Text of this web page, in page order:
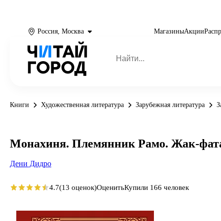
Россия, Москва МагазиныАкции
Книги Художественная литература Зарубежная литература
Монахиня. Племянник Рамо. Жак-
Дени Дидро
4.7(13 оценок)ОценитьКупили 166 человек